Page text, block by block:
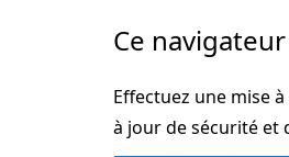
Ce
Effectuez une mise
à jour de sécurité et